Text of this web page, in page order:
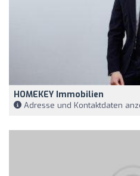
HOMEKEY Immobilien
Adresse und Kontaktdaten